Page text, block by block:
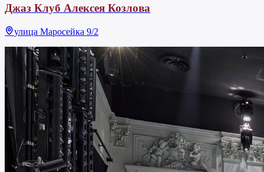
Джаз Клуб Алексея Козлова
улица Маросейка 9/2